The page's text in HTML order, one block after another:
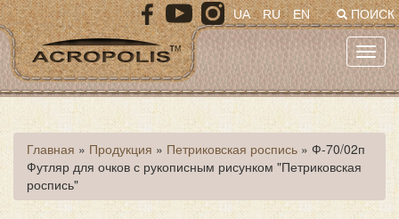
Перейти
к
основному
содержанию
ПОИСК
UA RU EN
Вы
здесь
Главная » Продукция » Петриковская роспись » Ф-70/02п
Футляр для очков с рукописным рисунком "Петриковская
роспись"